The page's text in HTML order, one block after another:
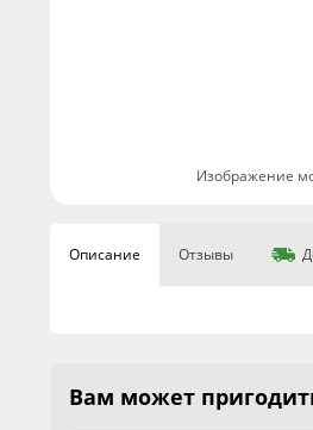
Изображение
Описание Отзывы
Вам может